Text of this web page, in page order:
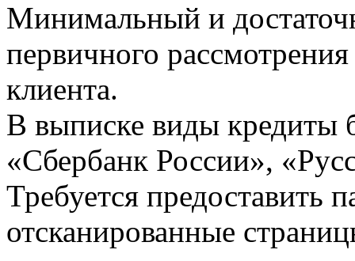
Минимальный и
первичного
клиента.
В выписке виды кредиты
«Сбербанк России»,
Требуется предоставить
отсканированные